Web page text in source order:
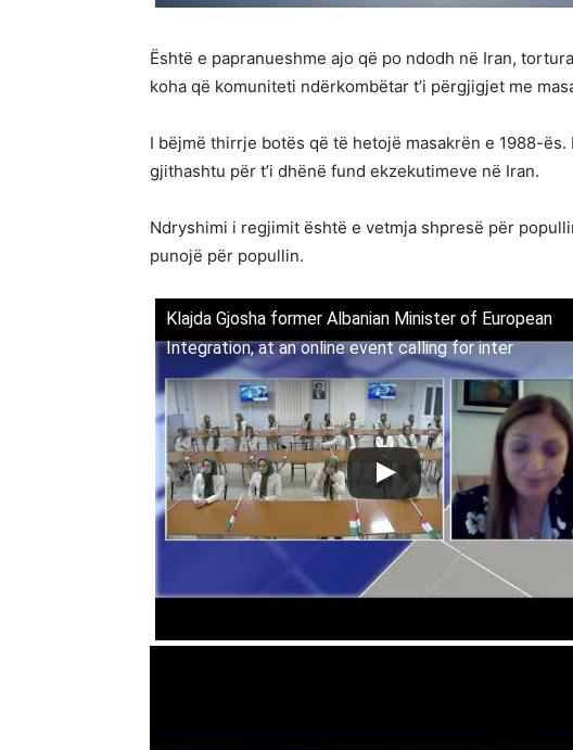
Është e papranueshme ajo që po ndodh në Iran,
koha që komuniteti ndërkombëtar t’i përgjigjet me
I bëjmë thirrje botës që të hetojë masakrën e 1988-
gjithashtu për t’i dhënë fund ekzekutimeve në Iran.
Ndryshimi i regjimit është e vetmja shpresë për
punojë për popullin.
Klajda Gjosha former Albanian Minister of European
Integration, at an online event calling for inter